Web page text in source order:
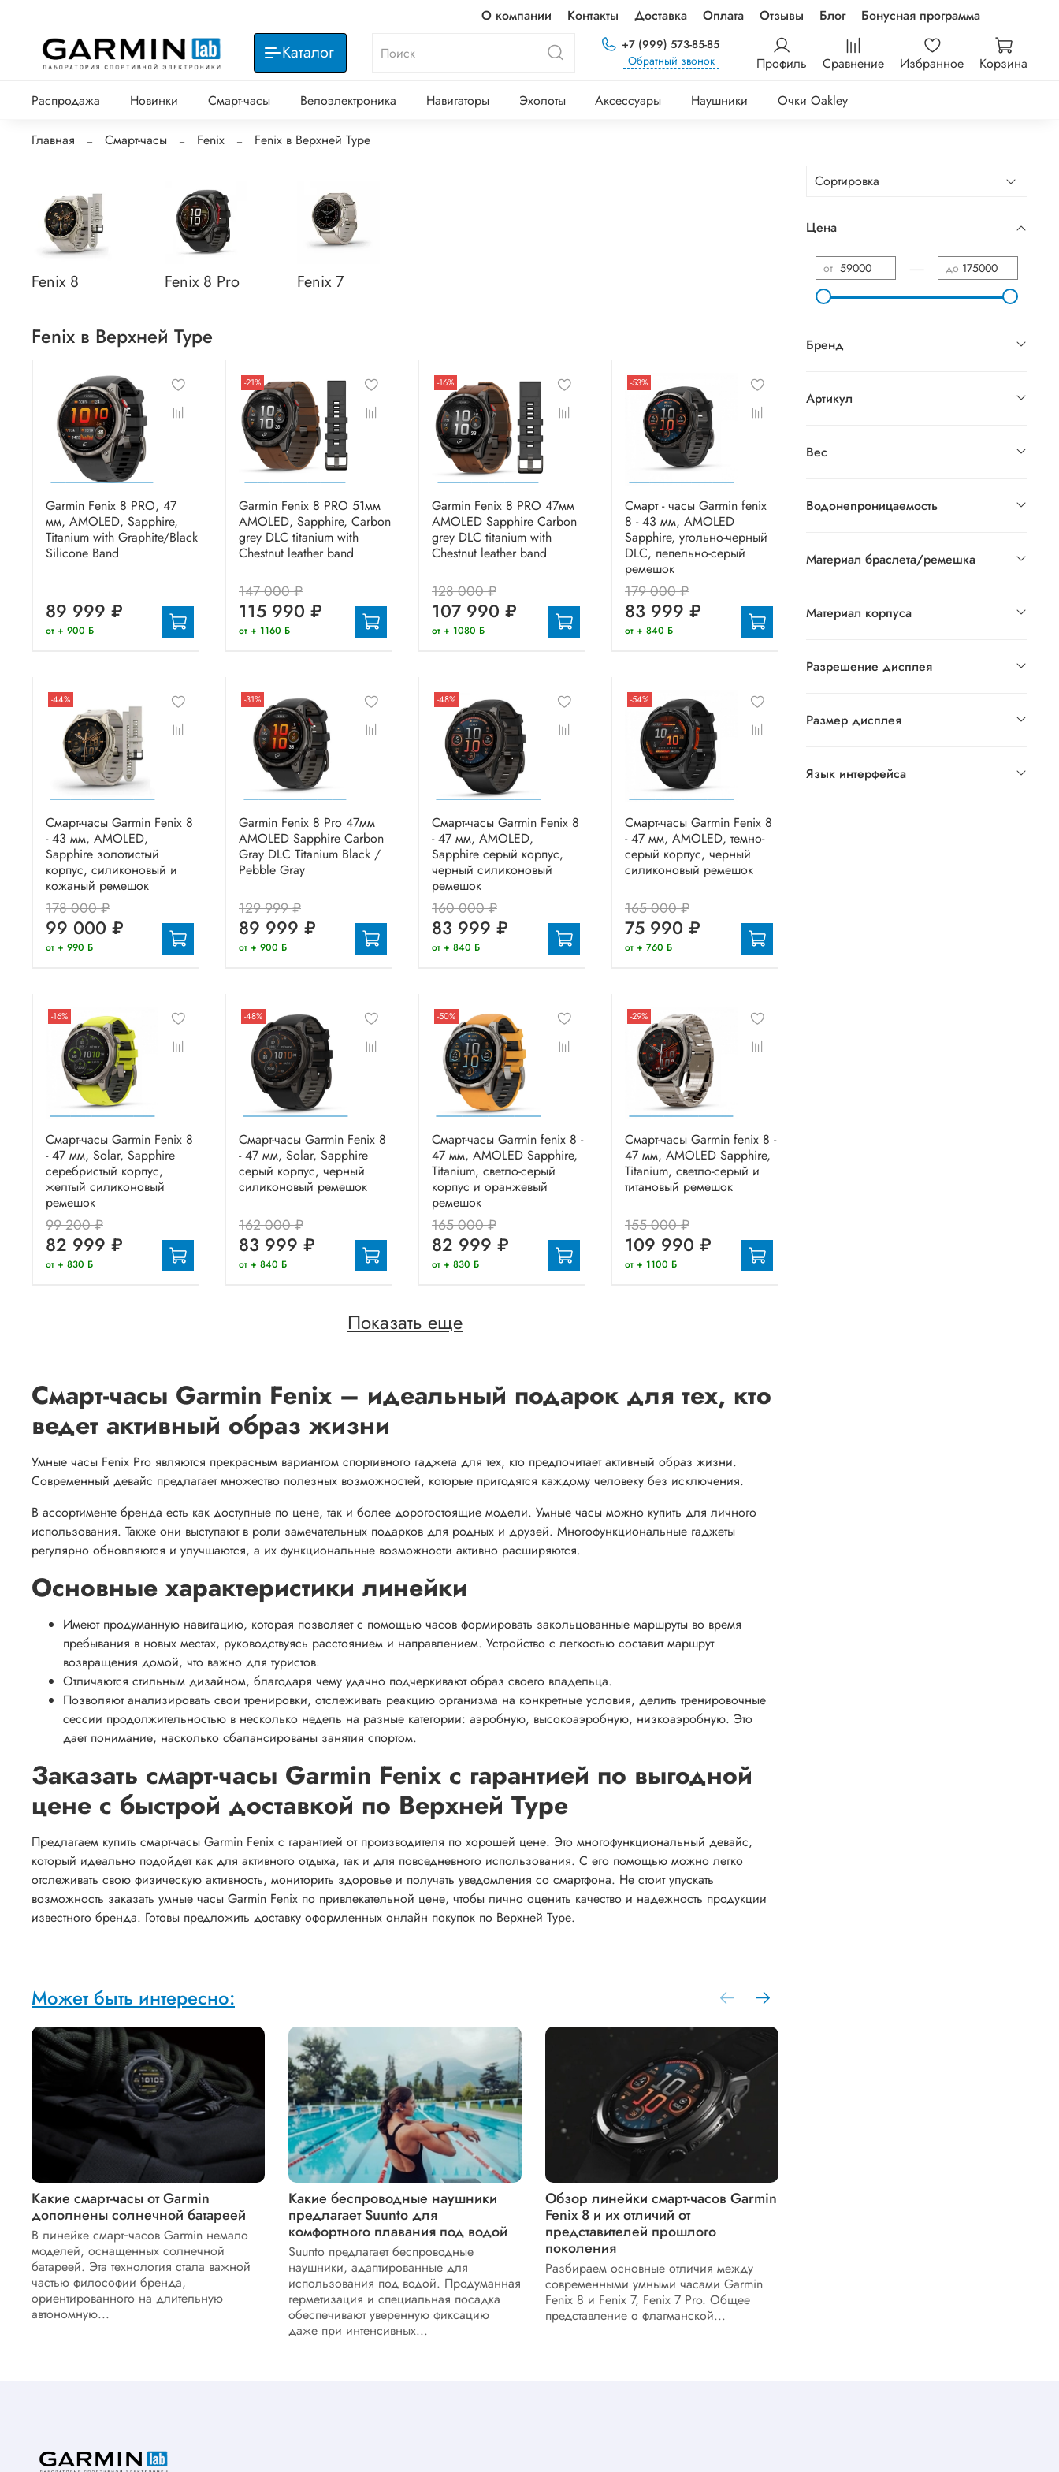
О компании Контакты Доставка Оплата Отзывы Блог Бонусная программа
Каталог
+7 (999) 573-85-85
Обратный звонок
Профиль Сравнение Избранное Корзина
Распродажа Новинки Смарт-часы Велоэлектроника Навигаторы Эхолоты Аксессуары Наушники Очки Oakley
Главная Смарт-часы Fenix Fenix в Верхней Туре
Fenix 8 Fenix 8 Pro Fenix 7
Fenix в Верхней Туре
Garmin Fenix 8 PRO, 47
мм, AMOLED, Sapphire,
Titanium with Graphite/Black
Silicone Band
89 999 ₽
от + 900 Б
-21%
Garmin Fenix 8 PRO 51мм
AMOLED, Sapphire, Carbon
grey DLC titanium with
Chestnut leather band
147 000 ₽
115 990 ₽
от + 1160 Б
-16%
Garmin Fenix 8 PRO 47мм
AMOLED Sapphire Carbon
grey DLC titanium with
Chestnut leather band
128 000 ₽
107 990 ₽
от + 1080 Б
-53%
Смарт - часы Garmin fenix
8 - 43 мм, AMOLED
Sapphire, угольно-черный
DLC, пепельно-серый
ремешок
179 000 ₽
83 999 ₽
от + 840 Б
-44%
Смарт-часы Garmin Fenix 8
- 43 мм, AMOLED,
Sapphire золотистый
корпус, силиконовый и
кожаный ремешок
178 000 ₽
99 000 ₽
от + 990 Б
-31%
Garmin Fenix 8 Pro 47мм
AMOLED Sapphire Carbon
Gray DLC Titanium Black /
Pebble Gray
129 999 ₽
89 999 ₽
от + 900 Б
-48%
Смарт-часы Garmin Fenix 8
- 47 мм, AMOLED,
Sapphire серый корпус,
черный силиконовый
ремешок
160 000 ₽
83 999 ₽
от + 840 Б
-54%
Смарт-часы Garmin Fenix 8
- 47 мм, AMOLED, темно-
серый корпус, черный
силиконовый ремешок
165 000 ₽
75 990 ₽
от + 760 Б
-16%
Смарт-часы Garmin Fenix 8
- 47 мм, Solar, Sapphire
серебристый корпус,
желтый силиконовый
ремешок
99 200 ₽
82 999 ₽
от + 830 Б
-48%
Смарт-часы Garmin Fenix 8
- 47 мм, Solar, Sapphire
серый корпус, черный
силиконовый ремешок
162 000 ₽
83 999 ₽
от + 840 Б
-50%
Смарт-часы Garmin fenix 8 -
47 мм, AMOLED Sapphire,
Titanium, светло-серый
корпус и оранжевый
ремешок
165 000 ₽
82 999 ₽
от + 830 Б
-29%
Смарт-часы Garmin fenix 8 -
47 мм, AMOLED Sapphire,
Titanium, светло-серый и
титановый ремешок
155 000 ₽
109 990 ₽
от + 1100 Б
Показать еще
Смарт-часы Garmin Fenix – идеальный подарок для тех, кто
ведет активный образ жизни
Умные часы Fenix Pro являются прекрасным вариантом спортивного гаджета для тех, кто предпочитает активный образ жизни.
Современный девайс предлагает множество полезных возможностей, которые пригодятся каждому человеку без исключения.
В ассортименте бренда есть как доступные по цене, так и более дорогостоящие модели. Умные часы можно купить для личного
использования. Также они выступают в роли замечательных подарков для родных и друзей. Многофункциональные гаджеты
регулярно обновляются и улучшаются, а их функциональные возможности активно расширяются.
Основные характеристики линейки
Имеют продуманную навигацию, которая позволяет с помощью часов формировать закольцованные маршруты во время
пребывания в новых местах, руководствуясь расстоянием и направлением. Устройство с легкостью составит маршрут
возвращения домой, что важно для туристов.
Отличаются стильным дизайном, благодаря чему удачно подчеркивают образ своего владельца.
Позволяют анализировать свои тренировки, отслеживать реакцию организма на конкретные условия, делить тренировочные
сессии продолжительностью в несколько недель на разные категории: аэробную, высокоаэробную, низкоаэробную. Это
дает понимание, насколько сбалансированы занятия спортом.
Заказать смарт-часы Garmin Fenix с гарантией по выгодной
цене с быстрой доставкой по Верхней Туре
Предлагаем купить смарт-часы Garmin Fenix с гарантией от производителя по хорошей цене. Это многофункциональный девайс,
который идеально подойдет как для активного отдыха, так и для повседневного использования. С его помощью можно легко
отслеживать свою физическую активность, мониторить здоровье и получать уведомления со смартфона. Не стоит упускать
возможность заказать умные часы Garmin Fenix по привлекательной цене, чтобы лично оценить качество и надежность продукции
известного бренда. Готовы предложить доставку оформленных онлайн покупок по Верхней Туре.
Может быть интересно:
Какие смарт-часы от Garmin
дополнены солнечной батареей
В линейке смарт‑часов Garmin немало
моделей, оснащенных солнечной
батареей. Эта технология стала важной
частью философии бренда,
ориентированного на длительную
автономную...
Какие беспроводные наушники
предлагает Suunto для
комфортного плавания под водой
Suunto предлагает беспроводные
наушники, адаптированные для
использования под водой. Продуманная
герметизация и специальная посадка
обеспечивают уверенную фиксацию
даже при интенсивных...
Обзор линейки смарт-часов Garmin
Fenix 8 и их отличий от
представителей прошлого
поколения
Разбираем основные отличия между
современными умными часами Garmin
Fenix 8 и Fenix 7, Fenix 7 Pro. Общее
представление о флагманской...
Цена
от до
Бренд
Артикул
Вес
Водонепроницаемость
Материал браслета/ремешка
Материал корпуса
Разрешение дисплея
Размер дисплея
Язык интерфейса